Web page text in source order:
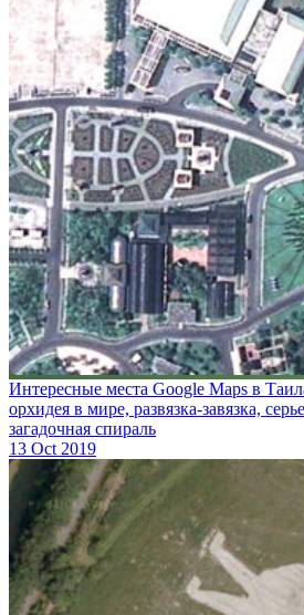
Интересные места Google Maps в
орхидея в мире, развязка-завязка,
загадочная спираль
13 Oct 2019